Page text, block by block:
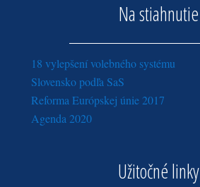
Na stiahnutie
18 vylepšení volebného systému
Slovensko podľa SaS
Reforma Európskej únie 2017
Agenda 2020
Užitočné linky